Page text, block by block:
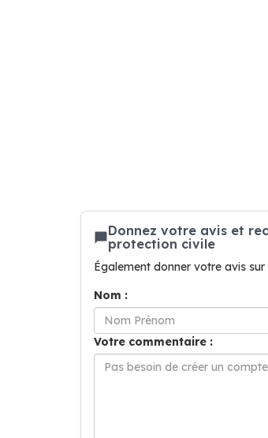
Donnez votre avis et
protection civile
Également donner votre avis
Nom :
Votre commentaire :